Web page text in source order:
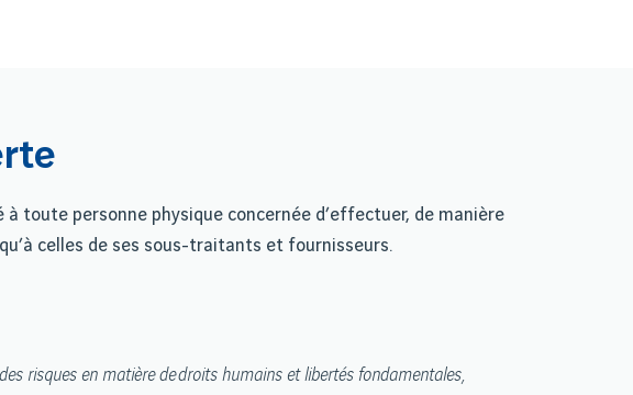
toute personne physique concernée d’effectuer, de manière
celles de ses sous-traitants et fournisseurs.
risques en matière de droits humains et libertés fondamentales,